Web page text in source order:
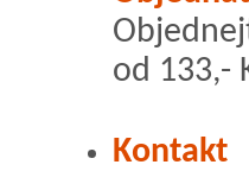
od 133,-
Kontakt